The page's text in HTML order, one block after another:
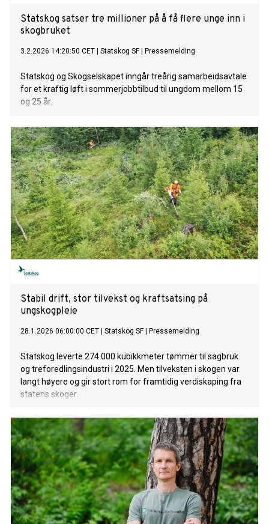
Statskog satser tre millioner på å få flere unge inn i
skogbruket
3.2.2026 14:20:50 CET Statskog SF| Pressemelding
Statskog og Skogselskapet inngår treårig samarbeidsavtale
for et kraftig løft i sommerjobbtilbud til ungdom mellom 15
og 25 år.
Stabil drift, stor tilvekst og kraftsatsing på
ungskogpleie
28.1.2026 06:00:00 CET Statskog SF| Pressemelding
Statskog leverte 274 000 kubikkmeter tømmer til sagbruk
og treforedlingsindustri i 2025. Men tilveksten i skogen var
langt høyere og gir stort rom for framtidig verdiskaping fra
statens skoger.